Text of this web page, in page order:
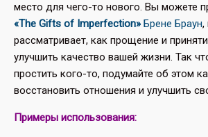
место для чего-то нового. Вы можете
«The Gifts of Imperfection»Брене Браун,
рассматривает, как прощение и
улучшить качество вашей жизни. Так
простить кого-то, подумайте об этом
восстановить отношения и улучшить
Примеры использования: